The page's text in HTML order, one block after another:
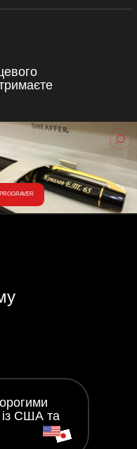
із США та
PROGRAVER